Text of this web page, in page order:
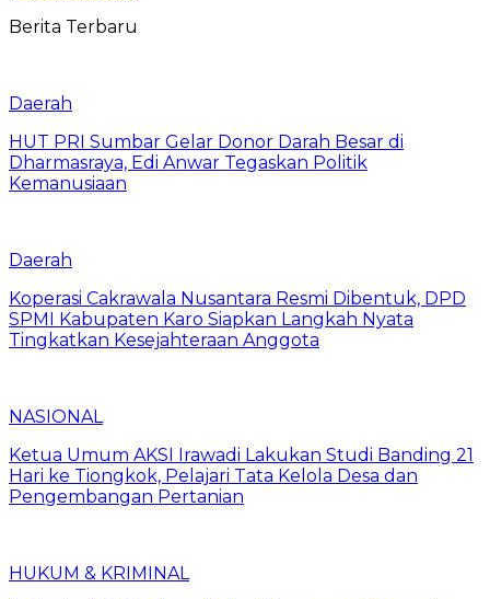
Berita Terbaru
Daerah
HUT PRI Sumbar Gelar Donor Darah Besar di
Dharmasraya, Edi Anwar Tegaskan Politik
Kemanusiaan
Daerah
Koperasi Cakrawala Nusantara Resmi Dibentuk, DPD
SPMI Kabupaten Karo Siapkan Langkah Nyata
Tingkatkan Kesejahteraan Anggota
NASIONAL
Ketua Umum AKSI Irawadi Lakukan Studi Banding 21
Hari ke Tiongkok, Pelajari Tata Kelola Desa dan
Pengembangan Pertanian
HUKUM & KRIMINAL